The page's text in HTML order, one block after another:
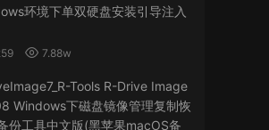
环境下单双硬盘安装引导注入
7.88w
Tools R-Drive Image
Windows下磁盘镜像管理复制恢
份工具中文版(黑苹果macOS备